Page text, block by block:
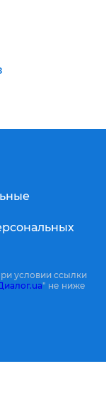
условии ссылки
" не ниже